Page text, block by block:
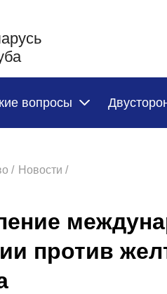
вопросы
/ Новости /
против